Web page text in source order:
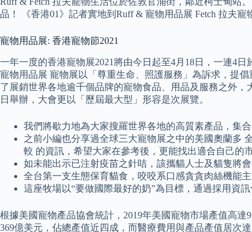
品！ 《香港01》記者實地到Ruff & 寵物用品展 Fetch 拉夫寵
寵物用品展: 香港寵物節2021
一年一度的香港寵物展2021將由今日起至4月18日，一連4
寵物用品展 寵物展以「尊重生命、照護服務」為訴求，提
了展銷世界各地逾千個品牌的寵物食品、用品及服務之外
日舉辦，大會更以「歷屆最大型」形容是次展覽。
我們將歇力地為大家搜羅世界各地的高質素產品，集
之前小編也分享過全球三大寵物展之中的美國奧蘭多
較 的資訊，希望大家在參考後，更能找出適合自己的
如未能出示已注射疫苗之針咭，該攜貓人士及貓隻將會
全台第一支生態保育貓食，咬咬系口感貪貪肉絲機能
這座牧場以“要做國際最好的奶”為目標，通過採用資
根據美國寵物產品協會統計，2019年美國寵物市場產值高
369億美元，佔總產值近四成，而醫療費用與產品產值居次